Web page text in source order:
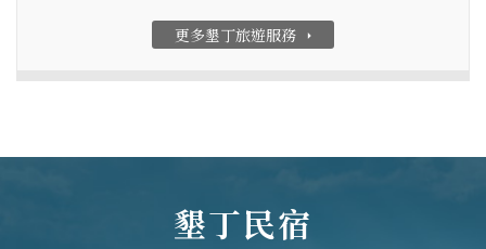
更多墾丁旅遊服務 arrow_right
墾丁民宿